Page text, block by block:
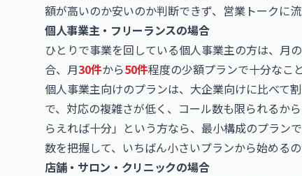
額が高いのか安いのか判断できず、営業トークに流
個人事業主・フリーランスの場合
ひとりで事業を回している個人事業主の方は、月
合、月30件から50件程度の少額プランで十分なこ
個人事業主向けのプランは、大企業向けに比べて
で、対応の複雑さが低く、コール数も限られるか
らえれば十分」という方なら、最小構成のプラン
数を把握して、いちばん小さいプランから始める
店舗・サロン・クリニックの場合